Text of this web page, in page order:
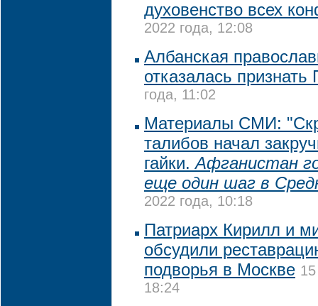
духовенство всех
2022 года, 12:08
Албанская
отказалась
года, 11:02
Материалы СМИ:
талибов начал
гайки. Афганистан
еще один шаг в
2022 года, 10:18
Патриарх Кирилл и
обсудили
подворья в Москве
18:24